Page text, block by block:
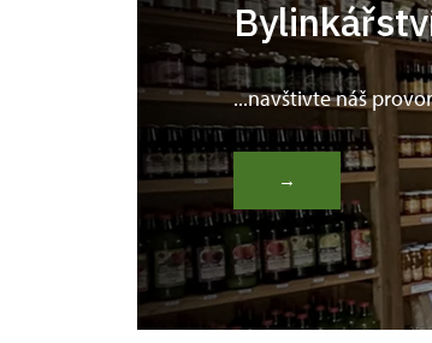
...navštivte náš
→